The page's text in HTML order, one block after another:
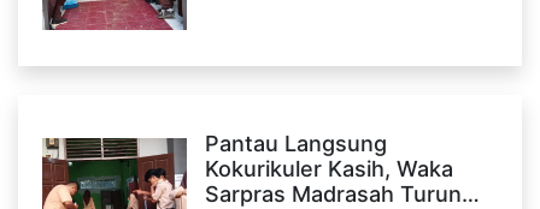
Pantau Langsung
Kokurikuler Kasih, Waka
Sarpras Madrasah Turun…